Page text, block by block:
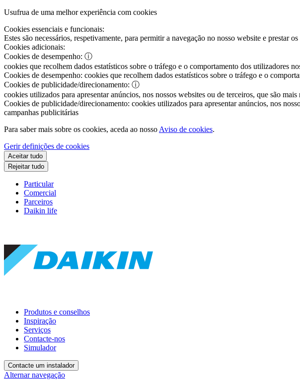
Usufrua de uma melhor experiência com cookies
Cookies essenciais e funcionais:
Estes são necessários, respetivamente, para permitir a navegação no nosso website e prestar
Cookies adicionais:
Cookies de desempenho: ⓘ
cookies que recolhem dados estatísticos sobre o tráfego e o comportamento dos utilizadores
Cookies de desempenho: cookies que recolhem dados estatísticos sobre o tráfego e o
Cookies de publicidade/direcionamento: ⓘ
cookies utilizados para apresentar anúncios, nos nossos websites ou de terceiros, que são
Cookies de publicidade/direcionamento: cookies utilizados para apresentar anúncios, nos
campanhas publicitárias
Para saber mais sobre os cookies, aceda ao nosso Aviso de cookies.
Gerir definições de cookies
Aceitar tudo
Rejeitar tudo
Particular
Comercial
Parceiros
Daikin life
Produtos e conselhos
Inspiração
Serviços
Contacte-nos
Simulador
Contacte um instalador
Alternar navegação